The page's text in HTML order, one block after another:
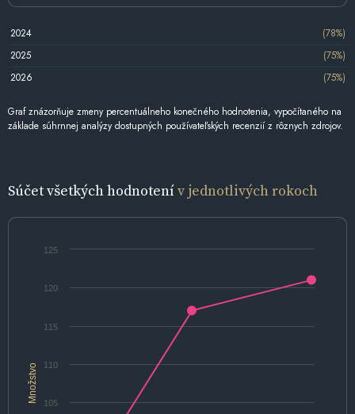
2024
(78%)
2025
(75%)
2026
(75%)
Graf znázorňuje zmeny percentuálneho konečného hodnotenia, vypočítaného na
základe súhrnnej analýzy dostupných používateľských recenzií z rôznych zdrojov.
Súčet všetkých hodnotenív jednotlivých rokoch
Množstvo 105
110
115
120
125